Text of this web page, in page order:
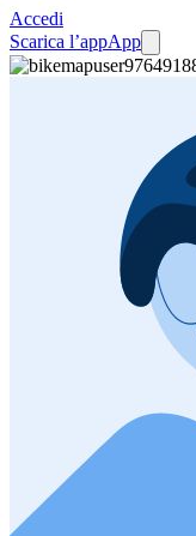
Accedi
Scarica l’appApp